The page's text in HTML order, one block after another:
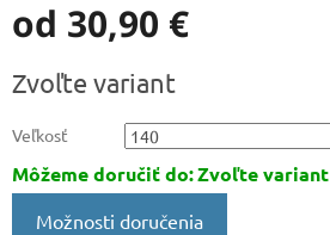
od 30,90 €
cena:
Zvoľte variant
Veľkosť
Môžeme doručiť do:Zvoľte variant
Možnosti doručenia